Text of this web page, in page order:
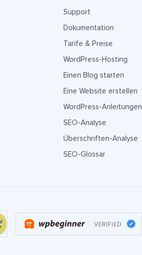
Support
Dokumentation
Tarife & Preise
WordPress-Hosting
Einen Blog starten
Eine Website erstellen
WordPress-Anleitungen
SEO-Analyse
Überschriften-Analyse
SEO-Glossar